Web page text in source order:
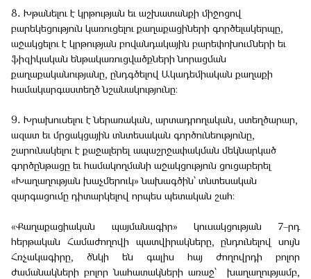
8․ Խթանելու է կրթության եւ աշխատանքի միջոցով
բարեկեցություն կառուցելու քաղաքացիների գործելակերպը,
աջակցելու է կրթության բովանդակային բարեփոխումների եւ
ֆիզիկական ենթակառուցվածքների նորացման
քաղաքականությանը, ընդգծելով Ակադեմիական քաղաքի
համակարգաստեղծ նշանակությունը։
9․ Խրախուսելու է ներառական, արտադրողական, ստեղծարար,
ազատ եւ մրցակցային տնտեսական գործունեությունը,
շարունակելու է քաջալերել ապաշրջափակման մեկնարկած
գործընթացը եւ համակողմանի աջակցություն ցուցաբերել
«Խաղաղության խաչմերուկ» նախագծին՝ տնտեսական
զարգացումը դիտարկելով որպես պետական շահ։
«Քաղաքացիական պայմանագիր» կուսակցության 7–րդ
հերթական Համաժողովի պատվիրակները, ընդունելով սույն
Հռչակագիրը, ծնկի են գալիս հայ ժողովրդի բոլոր
ժամանակների բոլոր նահատակների առաջ՝ խաղաղությամբ,